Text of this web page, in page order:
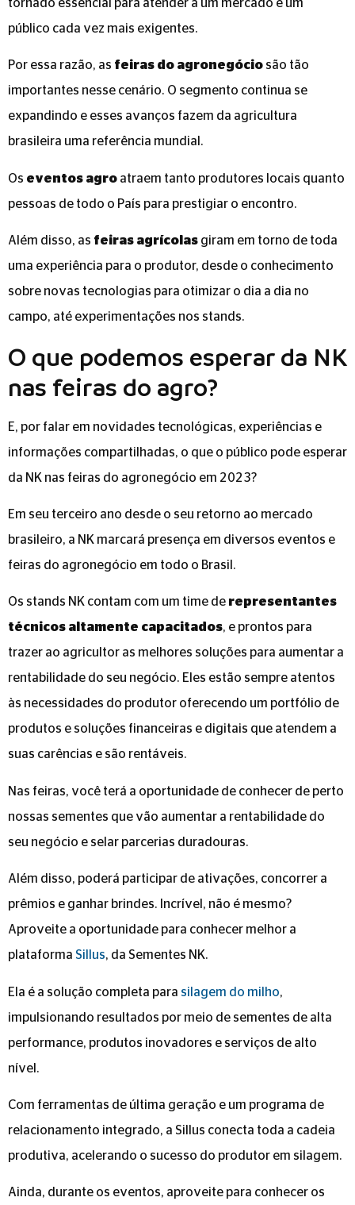
tornado essencial para atender a um mercado e um
público cada vez mais exigentes.
Por essa razão, as feiras do agronegócio são tão
importantes nesse cenário. O segmento continua se
expandindo e esses avanços fazem da agricultura
brasileira uma referência mundial.
Os eventos agro atraem tanto produtores locais quanto
pessoas de todo o País para prestigiar o encontro.
Além disso, as feiras agrícolas giram em torno de toda
uma experiência para o produtor, desde o conhecimento
sobre novas tecnologias para otimizar o dia a dia no
campo, até experimentações nos stands.
O que podemos esperar da NK
nas feiras do agro?
E, por falar em novidades tecnológicas, experiências e
informações compartilhadas, o que o público pode esperar
da NK nas feiras do agronegócio em 2023?
Em seu terceiro ano desde o seu retorno ao mercado
brasileiro, a NK marcará presença em diversos eventos e
feiras do agronegócio em todo o Brasil.
Os stands NK contam com um time de representantes
técnicos altamente capacitados, e prontos para
trazer ao agricultor as melhores soluções para aumentar a
rentabilidade do seu negócio. Eles estão sempre atentos
às necessidades do produtor oferecendo um portfólio de
produtos e soluções financeiras e digitais que atendem a
suas carências e são rentáveis.
Nas feiras, você terá a oportunidade de conhecer de perto
nossas sementes que vão aumentar a rentabilidade do
seu negócio e selar parcerias duradouras.
Além disso, poderá participar de ativações, concorrer a
prêmios e ganhar brindes. Incrível, não é mesmo?
Aproveite a oportunidade para conhecer melhor a
plataforma Sillus, da Sementes NK.
Ela é a solução completa para silagem do milho,
impulsionando resultados por meio de sementes de alta
performance, produtos inovadores e serviços de alto
nível.
Com ferramentas de última geração e um programa de
relacionamento integrado, a Sillus conecta toda a cadeia
produtiva, acelerando o sucesso do produtor em silagem.
Ainda, durante os eventos, aproveite para conhecer os